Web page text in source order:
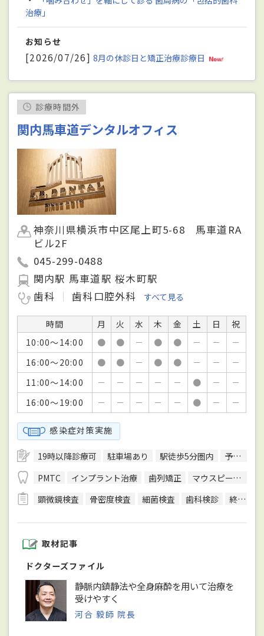
治療」
お知らせ
[2026/07/26]8月の休診日と矯正治療診療日
診療時間外
関内馬車道デンタルオフィス
神奈川県横浜市中区尾上町5-68 馬車道RA
ビル2F
045-299-0488
関内駅 馬車道駅 桜木町駅
歯科
歯科口腔外科 すべて見る
時間 月 火 水 木 金 土 日
祝
10:00～14:00
● ● － ● ● － －
－
16:00～20:00
● ● － ● ● － －
－
11:00～14:00
－ － － － － ● －
－
16:00～19:00
－ － － － － ● － －
感染症対策実施
19時以降診療可 駐車場あり 駅徒歩5分圏内 予約可
PMTC
インプラント治療 歯列矯正
マウスピース型装置を用いた矯正
顕微鏡検査
骨密度検査 細菌検査 歯科検診 終夜睡眠ポリグラフ検査(PSG)
取材記事
ドクターズファイル
静脈内鎮静法や全身麻酔を用いて治療を
受けやすく
河合 毅師 院長